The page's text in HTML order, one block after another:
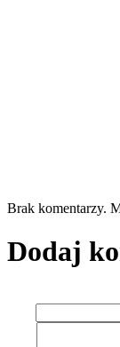
Brak komentarzy.
Dodaj